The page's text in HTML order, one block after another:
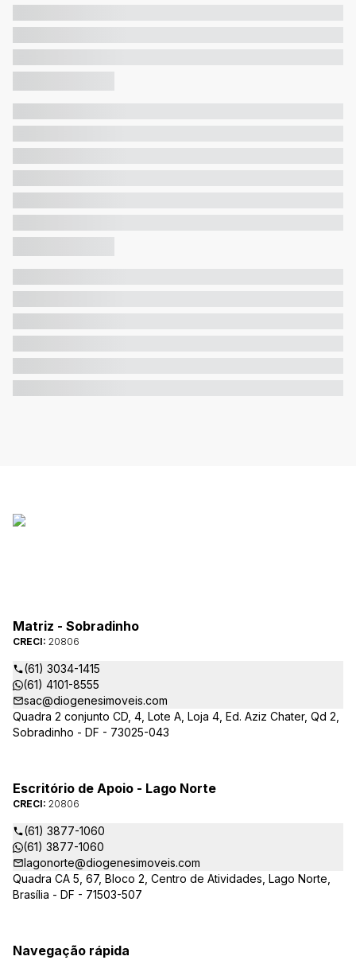
Matriz - Sobradinho
CRECI: 20806
(61) 3034-1415
(61) 4101-8555
sac@diogenesimoveis.com
Quadra 2 conjunto CD, 4, Lote A, Loja 4, Ed. Aziz Chater, Qd 2,
Sobradinho - DF - 73025-043
Escritório de Apoio - Lago Norte
CRECI: 20806
(61) 3877-1060
(61) 3877-1060
lagonorte@diogenesimoveis.com
Quadra CA 5, 67, Bloco 2, Centro de Atividades, Lago Norte,
Brasília - DF - 71503-507
Navegação rápida